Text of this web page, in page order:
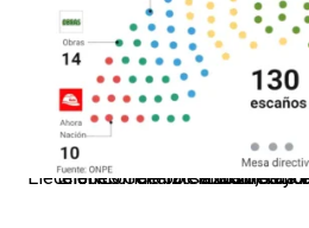
El JNE oficializó la distribución de escaños para la elección de 60 senadores y 130 diputados en las Elecciones Generales 2026, tras el